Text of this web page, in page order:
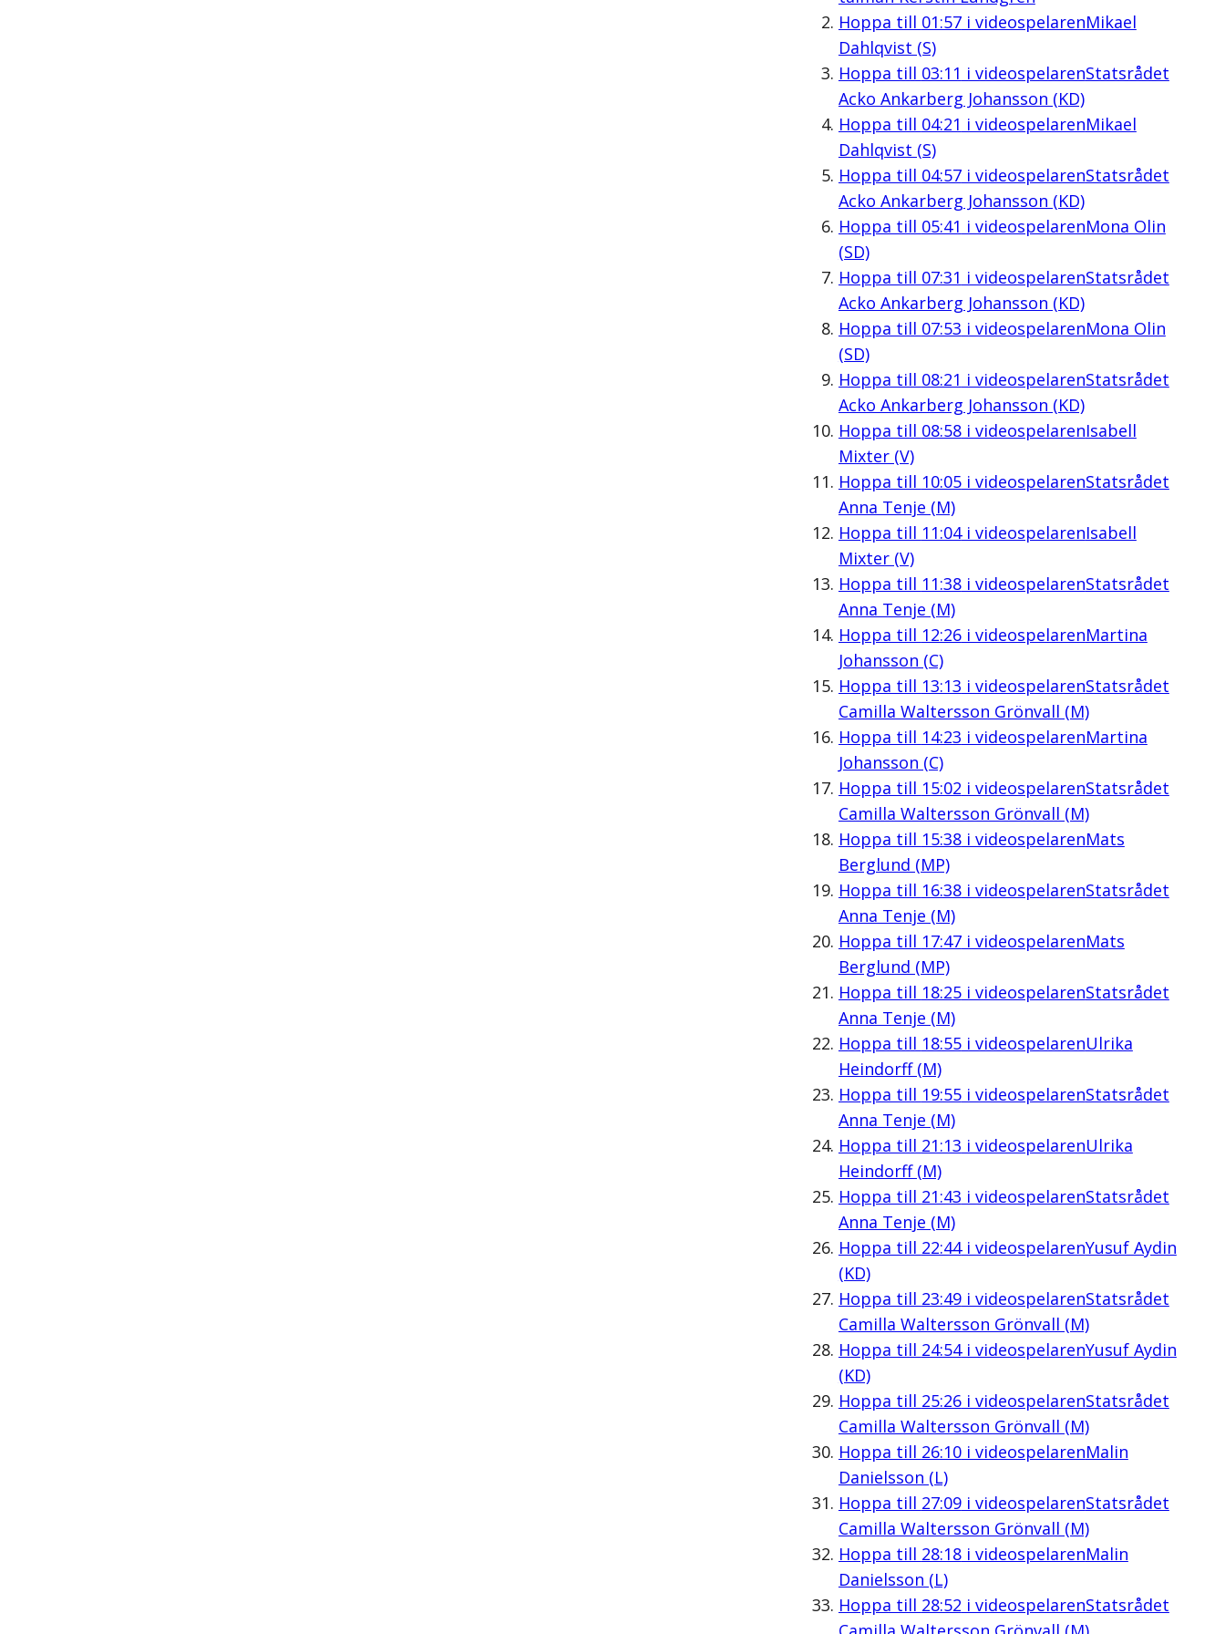
Hoppa till 01:57i videospelarenMikael
Dahlqvist (S)
Hoppa till 03:11 i videospelarenStatsrådet
Acko Ankarberg Johansson (KD)
Hoppa till 04:21 i videospelarenMikael
Dahlqvist (S)
Hoppa till 04:57i videospelarenStatsrådet
Acko Ankarberg Johansson (KD)
Hoppa till 05:41 i videospelarenMona Olin
(SD)
Hoppa till 07:31 i videospelarenStatsrådet
Acko Ankarberg Johansson (KD)
Hoppa till 07:53 i videospelarenMona Olin
(SD)
Hoppa till 08:21 i videospelarenStatsrådet
Acko Ankarberg Johansson (KD)
Hoppa till 08:58i videospelarenIsabell
Mixter (V)
Hoppa till 10:05i videospelarenStatsrådet
Anna Tenje (M)
Hoppa till 11:04i videospelarenIsabell
Mixter (V)
Hoppa till 11:38i videospelarenStatsrådet
Anna Tenje (M)
Hoppa till 12:26i videospelarenMartina
Johansson (C)
Hoppa till 13:13 i videospelarenStatsrådet
Camilla Waltersson Grönvall (M)
Hoppa till 14:23 i videospelarenMartina
Johansson (C)
Hoppa till 15:02 i videospelarenStatsrådet
Camilla Waltersson Grönvall (M)
Hoppa till 15:38i videospelarenMats
Berglund (MP)
Hoppa till 16:38i videospelarenStatsrådet
Anna Tenje (M)
Hoppa till 17:47i videospelarenMats
Berglund (MP)
Hoppa till 18:25i videospelarenStatsrådet
Anna Tenje (M)
Hoppa till 18:55i videospelarenUlrika
Heindorff (M)
Hoppa till 19:55i videospelarenStatsrådet
Anna Tenje (M)
Hoppa till 21:13 i videospelarenUlrika
Heindorff (M)
Hoppa till 21:43 i videospelarenStatsrådet
Anna Tenje (M)
Hoppa till 22:44i videospelarenYusuf Aydin
(KD)
Hoppa till 23:49i videospelarenStatsrådet
Camilla Waltersson Grönvall (M)
Hoppa till 24:54i videospelarenYusuf Aydin
(KD)
Hoppa till 25:26i videospelarenStatsrådet
Camilla Waltersson Grönvall (M)
Hoppa till 26:10i videospelarenMalin
Danielsson (L)
Hoppa till 27:09i videospelarenStatsrådet
Camilla Waltersson Grönvall (M)
Hoppa till 28:18i videospelarenMalin
Danielsson (L)
Hoppa till 28:52 i videospelarenStatsrådet